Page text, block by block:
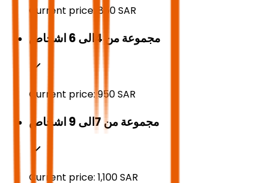
Current price: 850SAR
مجموعة من 4الى 6 اشخاص
Current price: 950SAR
مجموعة من 7الى 9 اشخاص
Current price: 1,100SAR